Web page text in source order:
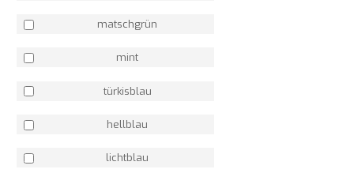
matschgrün
mint
türkisblau
hellblau
lichtblau